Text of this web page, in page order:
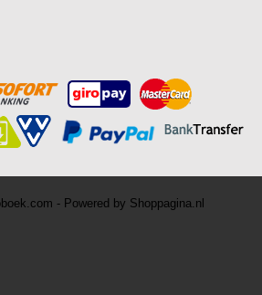
- Powered by Shoppagina.nl